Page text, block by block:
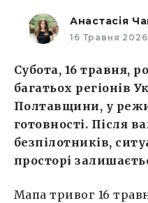
Анастасія
16 Травня
Субота, 16 травня,
багатьох регіонів
Полтавщини, у
готовності. Після
безпілотників,
просторі
Мапа тривог 16